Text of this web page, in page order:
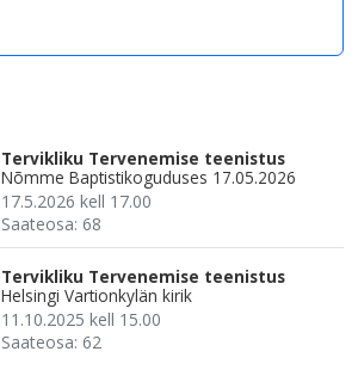
Tervikliku Tervenemise teenistus
Nõmme Baptistikoguduses 17.05.2026
17.5.2026 kell 17.00
Saateosa: 68
Tervikliku Tervenemise teenistus
Helsingi Vartionkylän kirik
11.10.2025 kell 15.00
Saateosa: 62